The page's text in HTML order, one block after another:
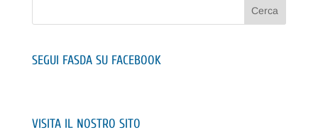
SEGUI FASDA SU FACEBOOK
VISITA IL NOSTRO SITO